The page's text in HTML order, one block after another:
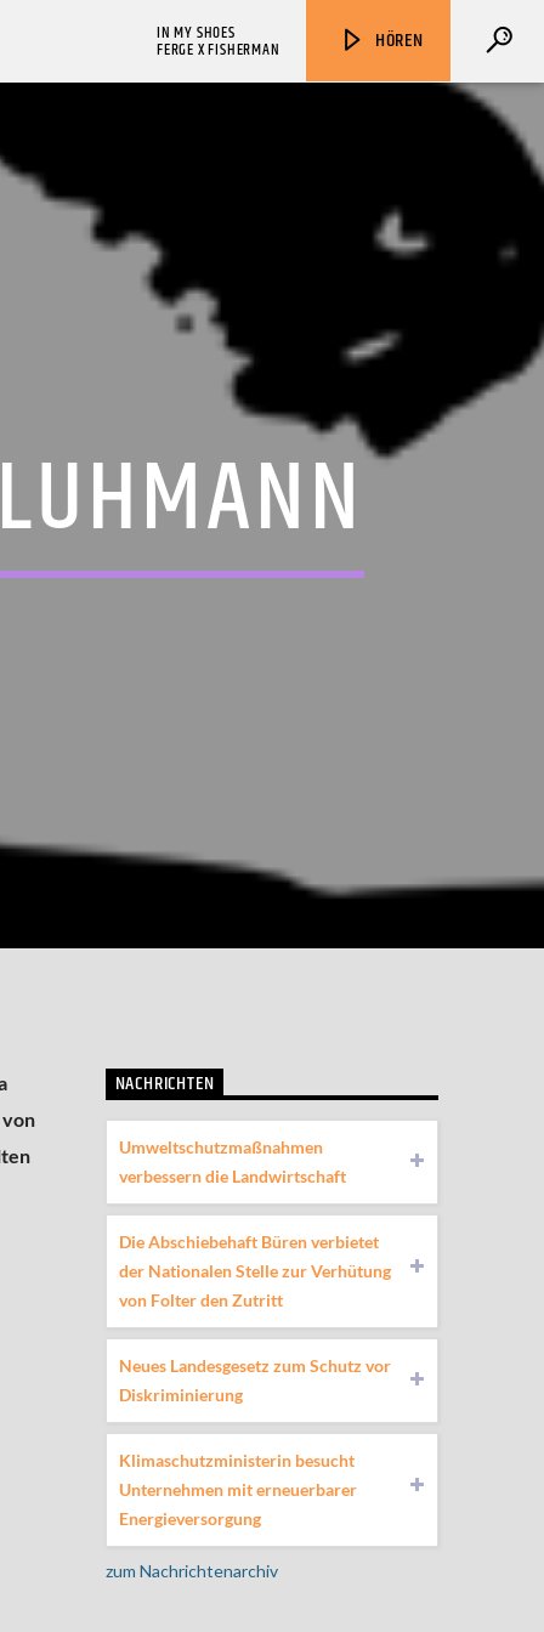
HÖREN
IN MY SHOES
FERGE X FISHERMAN
NACHRICHTEN
Umweltschutzmaßnahmen
verbessern die Landwirtschaft
Die Abschiebehaft Büren verbietet
der Nationalen Stelle zur Verhütung
von Folter den Zutritt
Neues Landesgesetz zum Schutz vor
Diskriminierung
Klimaschutzministerin besucht
Unternehmen mit erneuerbarer
Energieversorgung
zum Nachrichtenarchiv